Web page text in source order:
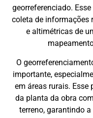
georreferenciado.
coleta de informações
e altimétricas de
O
importante,
em áreas rurais.
da planta da obra
terreno, garantindo